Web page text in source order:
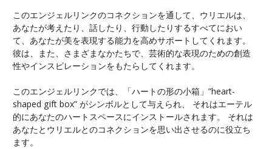
このエンジェルリンクのコネクションを通して、ウリエルは、
あなたが考えたり、話したり、行動したりするすべてにおい
て、あなたが美を表現する能力を高めサポートしてくれます。
彼は、また、さまざまなかたちで、芸術的な表現のための創造
性やインスピレーションをもたらしてくれます。
このエンジェルリンクでは、「ハートの形の小箱」”heart-
shaped gift box” がシンボルとして与えられ、 それはエーテル
的にあなたのハートスペースにインストールされます。 それは
あなたとウリエルとのコネクションを思い出させるのに役立ち
ます。